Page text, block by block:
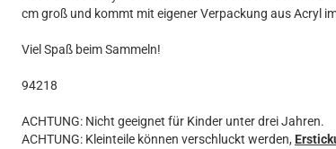
Icon
MARVEL
Music
Sports
STAR WARS
cm groß und kommt mit eigener Verpackung aus Acryl
Viel Spaß beim Sammeln!
94218
ACHTUNG: Nicht geeignet für Kinder unter drei Jahren.
ACHTUNG: Kleinteile können verschluckt werden,